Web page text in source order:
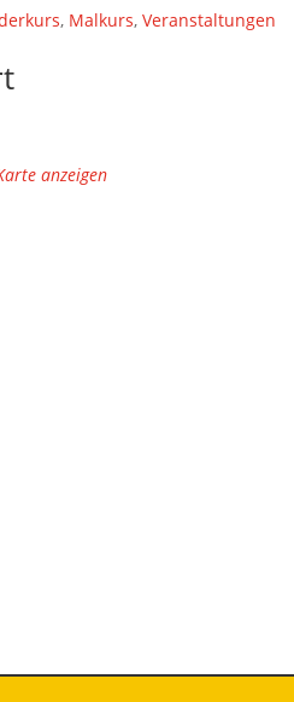
, Malkurs, Veranstaltungen
anzeigen